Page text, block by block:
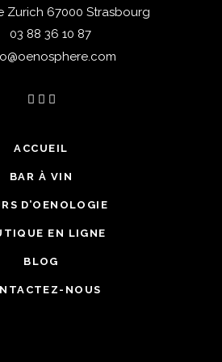
Zurich 67000 Strasbourg
03 88 36 10 87
ACCUEIL
BAR À VIN
D’OENOLOGIE
EN LIGNE
BLOG
NOUS